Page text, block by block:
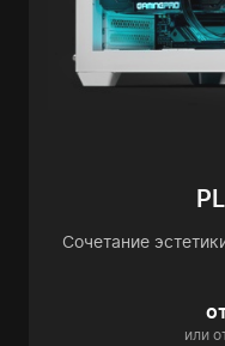
Сочетание
или